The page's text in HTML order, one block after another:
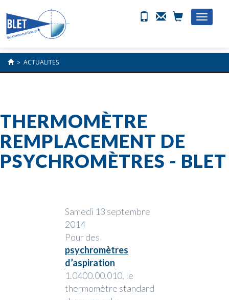
Toggle
> ACTUALITES
THERMOMÈTRE
REMPLACEMENT DE
PSYCHROMÈTRES - BLET
Samedi 13 septembre
2014
Pour des
psychromètres
d’aspiration
1.0400.00.010, le
thermomètre standard